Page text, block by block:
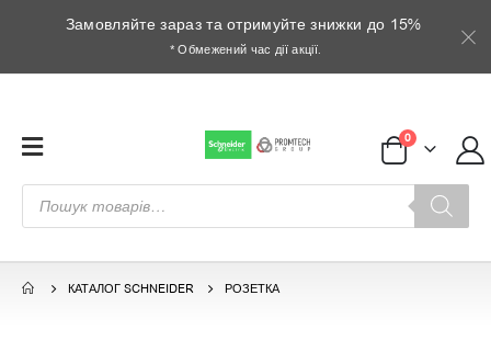
Замовляйте зараз та отримуйте знижки до 15%
* Обмежений час дії акції.
Пошук
товарів
0
КАТАЛОГ SCHNEIDER РОЗЕТКА